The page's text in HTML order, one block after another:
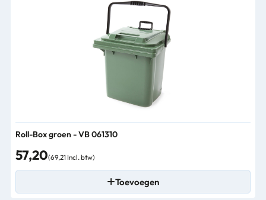
Roll-Box groen - VB 061310
57,20(69,21 Incl. btw)
Toevoegen